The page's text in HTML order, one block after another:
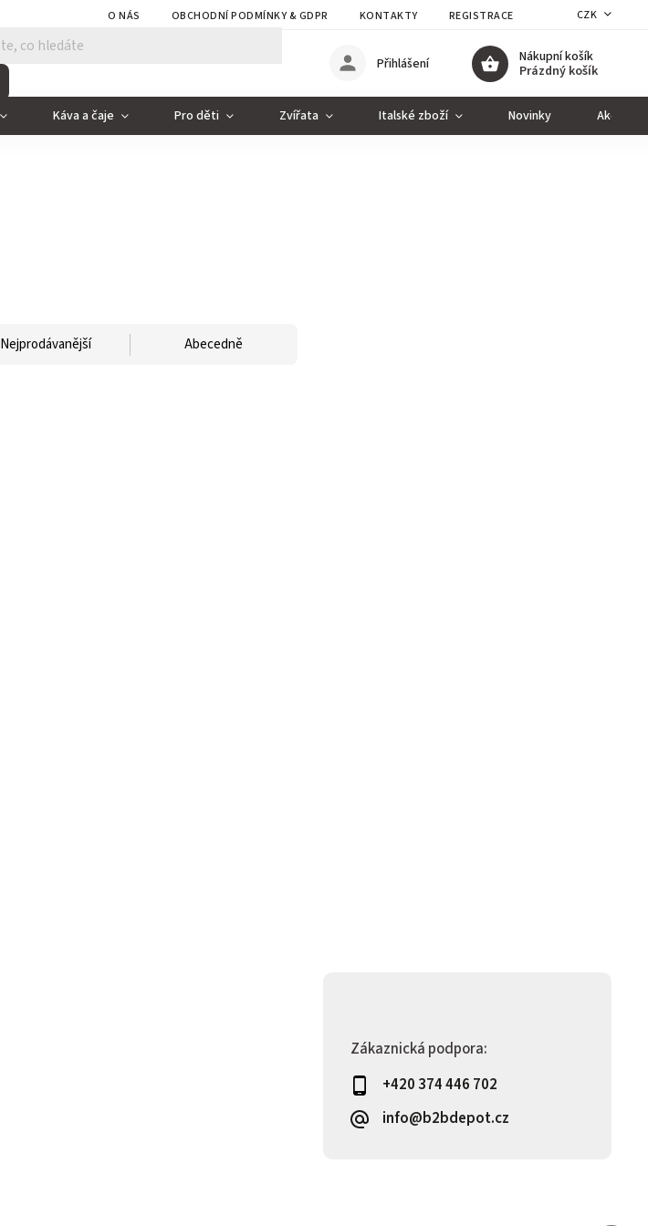
O NÁS OBCHODNÍ PODMÍNKY & GDPR KONTAKTY REGISTRACE CZK
Nákupní košík
Prázdný košík
Přihlášení
Káva a čaje Pro děti Zvířata Italské zboží Novinky Akce
Nejprodávanější Abecedně
Zákaznická podpora:
+420 374 446 702
info@b2bdepot.cz